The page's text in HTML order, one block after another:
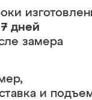
дней
замера
и